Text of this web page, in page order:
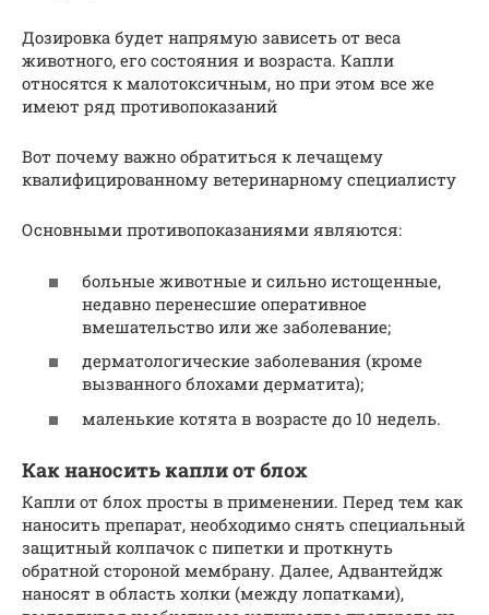
Дозировка будет напрямую зависеть от веса
животного, его состояния и возраста. Капли
относятся к малотоксичным, но при этом все же
имеют ряд противопоказаний
Вот почему важно обратиться к лечащему
квалифицированному ветеринарному специалисту
Основными противопоказаниями являются:
больные животные и сильно истощенные,
недавно перенесшие оперативное
вмешательство или же заболевание;
дерматологические заболевания (кроме
вызванного блохами дерматита);
маленькие котята в возрасте до 10 недель.
Как наносить капли от блох
Капли от блох просты в применении. Перед тем как
наносить препарат, необходимо снять специальный
защитный колпачок с пипетки и проткнуть
обратной стороной мембрану. Далее, Адвантейдж
наносят в область холки (между лопатками),